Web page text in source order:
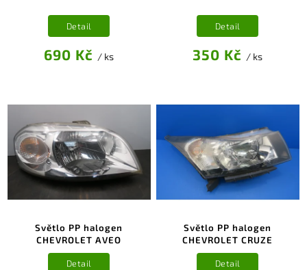
690 Kč / ks
Detail
350 Kč / ks
Detail
Světlo PP halogen
CHEVROLET AVEO
Detail
Světlo PP halogen
CHEVROLET CRUZE
Detail